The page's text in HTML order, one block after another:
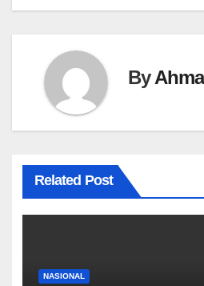
By
Related Post
NASIONAL